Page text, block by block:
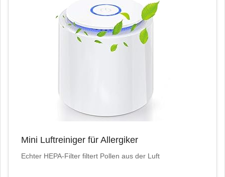
Mini Luftreiniger für Allergiker
Echter HEPA-Filter filtert Pollen aus der Luft